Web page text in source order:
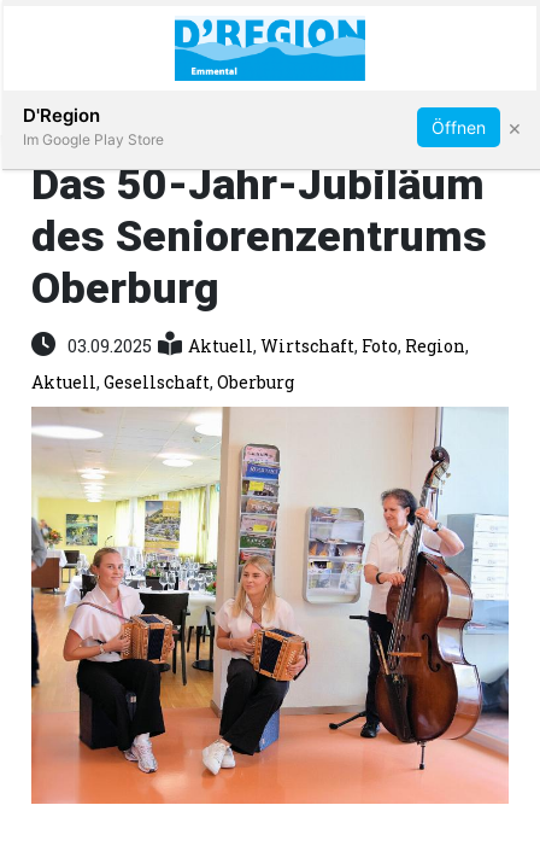
Immobilien
Veranstaltungen
Stellen
E-
Paper
App
Abonnieren
Das 50-Jahr-Jubiläum
des Seniorenzentrums
Oberburg
03.09.2025 Aktuell,Wirtschaft, Foto, Region,
Aktuell,Gesellschaft,Oberburg
D'Region
Im Google Play Store
Öffnen ×